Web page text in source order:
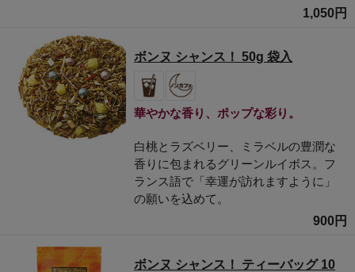
1,050円
ボンヌ シャンス！ 50g 袋入
華やかな香り、ポップな彩り。
白桃とラズベリー、ミラベルの豊潤な
香りに包まれるグリーンルイボス。フ
ランス語で「幸運が訪れますように」
の願いを込めて。
900円
ボンヌ シャンス！ ティーバッグ 10